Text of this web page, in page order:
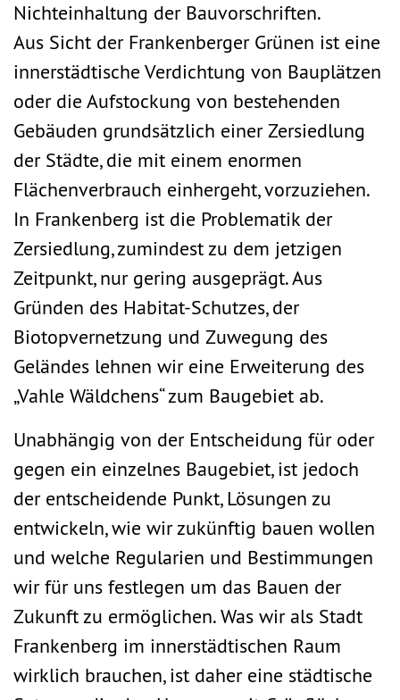
Nichteinhaltung der Bauvorschriften.
Aus Sicht der Frankenberger Grünen ist eine
innerstädtische Verdichtung von Bauplätzen
oder die Aufstockung von bestehenden
Gebäuden grundsätzlich einer Zersiedlung
der Städte, die mit einem enormen
Flächenverbrauch einhergeht, vorzuziehen.
In Frankenberg ist die Problematik der
Zersiedlung, zumindest zu dem jetzigen
Zeitpunkt, nur gering ausgeprägt. Aus
Gründen des Habitat-Schutzes, der
Biotopvernetzung und Zuwegung des
Geländes lehnen wir eine Erweiterung des
„Vahle Wäldchens“ zum Baugebiet ab.
Unabhängig von der Entscheidung für oder
gegen ein einzelnes Baugebiet, ist jedoch
der entscheidende Punkt, Lösungen zu
entwickeln, wie wir zukünftig bauen wollen
und welche Regularien und Bestimmungen
wir für uns festlegen um das Bauen der
Zukunft zu ermöglichen. Was wir als Stadt
Frankenberg im innerstädtischen Raum
wirklich brauchen, ist daher eine städtische